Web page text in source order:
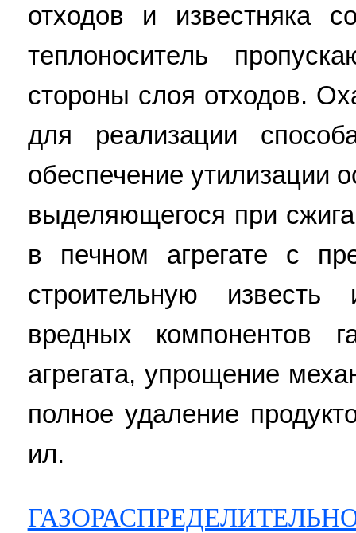
отходов и известняка
теплоноситель
стороны слоя отходов.
для реализации
обеспечение утилизации
выделяющегося при
в печном агрегате с
строительную
вредных компонентов
агрегата, упрощение
полное удаление
ил.